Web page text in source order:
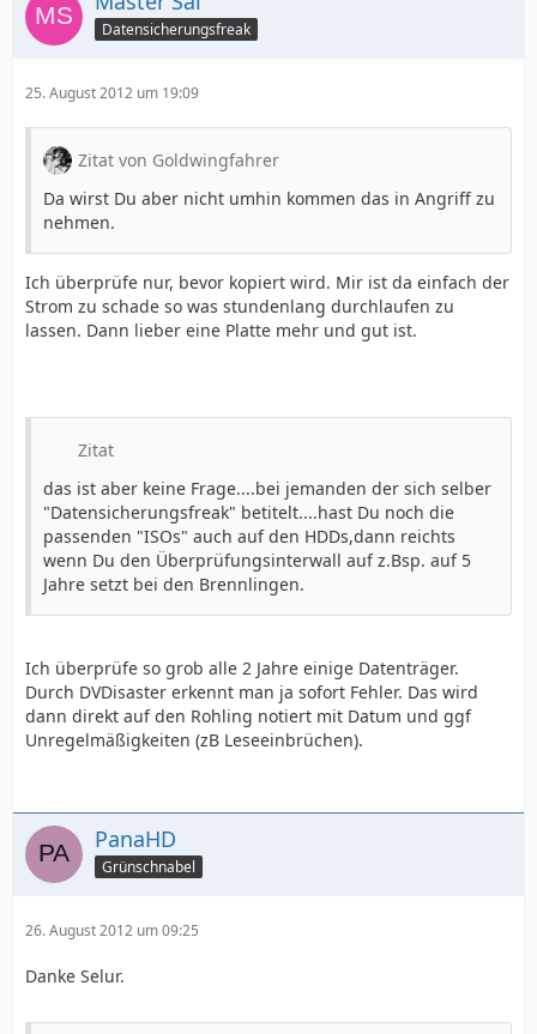
Datensicherungsfreak
25. August 2012 um 19:09
Zitat von Goldwingfahrer
Da wirst Du aber nicht umhin kommen das in Angriff zu
nehmen.
Ich überprüfe nur, bevor kopiert wird. Mir ist da einfach der
Strom zu schade so was stundenlang durchlaufen zu
lassen. Dann lieber eine Platte mehr und gut ist.
Zitat
das ist aber keine Frage....bei jemanden der sich selber
"Datensicherungsfreak" betitelt....hast Du noch die
passenden "ISOs" auch auf den HDDs,dann reichts
wenn Du den Überprüfungsinterwall auf z.Bsp. auf 5
Jahre setzt bei den Brennlingen.
Ich überprüfe so grob alle 2 Jahre einige Datenträger.
Durch DVDisaster erkennt man ja sofort Fehler. Das wird
dann direkt auf den Rohling notiert mit Datum und ggf
Unregelmäßigkeiten (zB Leseeinbrüchen).
PanaHD
Grünschnabel
26. August 2012 um 09:25
Danke Selur.